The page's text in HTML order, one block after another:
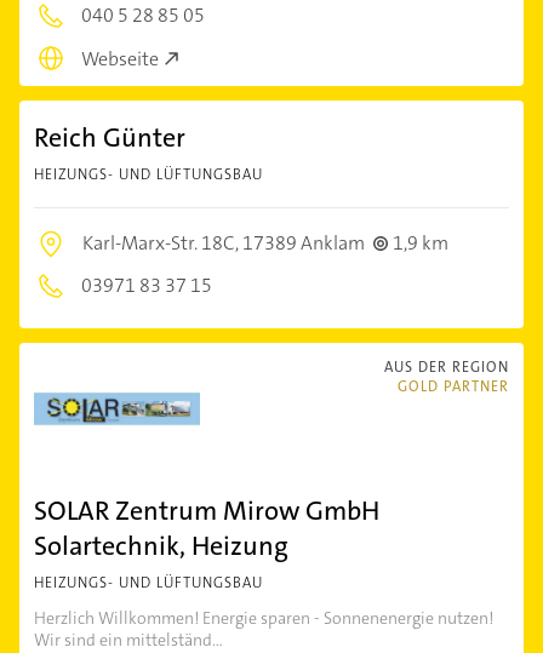
040 5 28 85 05
Webseite
Reich Günter
HEIZUNGS- UND LÜFTUNGSBAU
Karl-Marx-Str. 18C,17389 Anklam
1,9 km
03971 83 37 15
AUS DER REGION
GOLD PARTNER
SOLAR Zentrum Mirow GmbH
Solartechnik, Heizung
HEIZUNGS- UND LÜFTUNGSBAU
Herzlich Willkommen! Energie sparen - Sonnenenergie nutzen!
Wir sind ein mittelständ...